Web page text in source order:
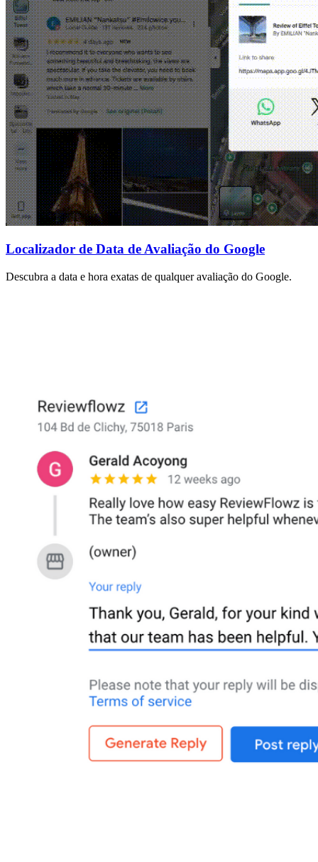
Localizador de Data de Avaliação do Google
Descubra a data e hora exatas de qualquer avaliação do Google.